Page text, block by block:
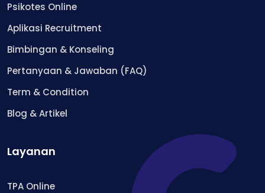
Psikotes Online
Aplikasi Recruitment
Bimbingan & Konseling
Pertanyaan & Jawaban (FAQ)
Term & Condition
Blog & Artikel
Layanan
TPA Online